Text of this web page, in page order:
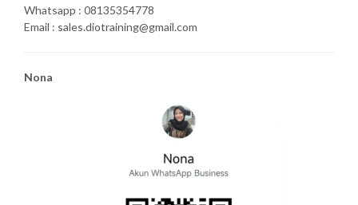
Whatsapp : 08135354778
Email : sales.diotraining@gmail.com
Nona